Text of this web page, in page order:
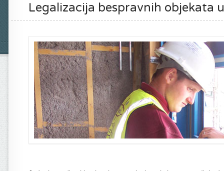
Legalizacija bespravnih objekata